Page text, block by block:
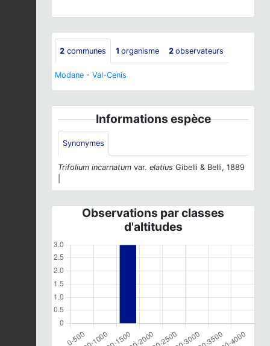
2 communes 1 organisme 2 observateurs
Modane - Val-Cenis
Informations espèce
Synonymes
Trifolium incarnatum var. elatius Gibelli & Belli, 1889
Observations par classes
d'altitudes